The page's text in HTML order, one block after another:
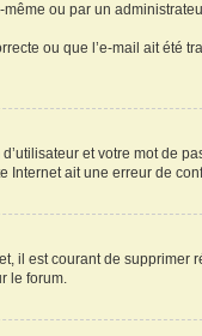
ou par un
ou que l’e-mail ait été
et votre mot de
ait une erreur de
il est courant de
le forum.